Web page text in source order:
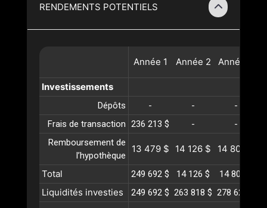
RENDEMENTS POTENTIELS
Année 1 Année 2 Année
Investissements
Dépôts - -
-
Frais de transaction 236 213 $ -
-
Remboursement de
l’hypothèque
13 479 $ 14 126 $ 14 805 $
Total 249 692 $ 14 126 $ 14 805 $
Liquidités investies 249 692 $ 263 818 $ 278 624 $